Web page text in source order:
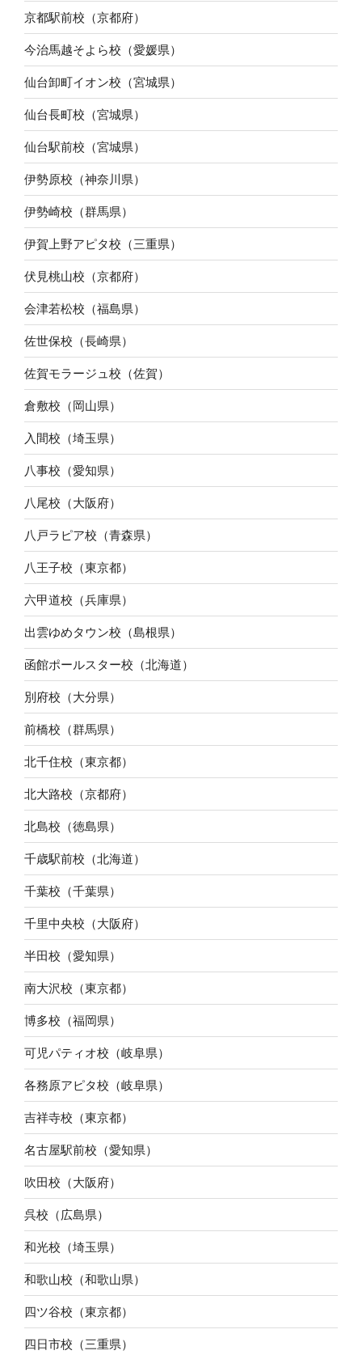
京都駅前校（京都府）
今治馬越そよら校（愛媛県）
仙台卸町イオン校（宮城県）
仙台長町校（宮城県）
仙台駅前校（宮城県）
伊勢原校（神奈川県）
伊勢崎校（群馬県）
伊賀上野アピタ校（三重県）
伏見桃山校（京都府）
会津若松校（福島県）
佐世保校（長崎県）
佐賀モラージュ校（佐賀）
倉敷校（岡山県）
入間校（埼玉県）
八事校（愛知県）
八尾校（大阪府）
八戸ラピア校（青森県）
八王子校（東京都）
六甲道校（兵庫県）
出雲ゆめタウン校（島根県）
函館ポールスター校（北海道）
別府校（大分県）
前橋校（群馬県）
北千住校（東京都）
北大路校（京都府）
北島校（徳島県）
千歳駅前校（北海道）
千葉校（千葉県）
千里中央校（大阪府）
半田校（愛知県）
南大沢校（東京都）
博多校（福岡県）
可児パティオ校（岐阜県）
各務原アピタ校（岐阜県）
吉祥寺校（東京都）
名古屋駅前校（愛知県）
吹田校（大阪府）
呉校（広島県）
和光校（埼玉県）
和歌山校（和歌山県）
四ツ谷校（東京都）
四日市校（三重県）